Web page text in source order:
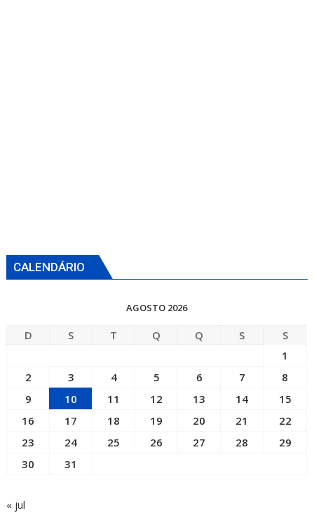
CALENDÁRIO
AGOSTO 2026
D S T Q Q S
S
1
2
3 4 5 6 7
8
9
10 11 12 13 14
15
16
17 18 19 20 21
22
23
24 25 26 27 28
29
30
31
« jul